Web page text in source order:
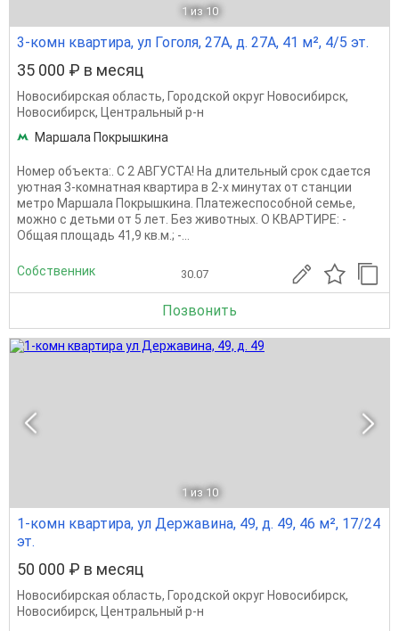
1 из 10
3-комн квартира, ул Гоголя, 27А, д. 27А, 41 м², 4/5 эт.
35 000 ₽ в месяц
Новосибирская область, Городской округ Новосибирск,
Новосибирск,
Центральный р-н
Маршала Покрышкина
Номер объекта:. С 2 АВГУСТА! На длительный срок сдается
уютная 3-комнатная квартира в 2-х минутах от станции
метро Маршала Покрышкина. Платежеспособной семье,
можно с детьми от 5 лет. Без животных. О КВАРТИРЕ: -
Общая площадь 41,9 кв.м.; -...
Собственник 30.07
Позвонить
1 из 10
1-комн квартира, ул Державина, 49, д. 49, 46 м², 17/24
эт.
50 000 ₽ в месяц
Новосибирская область, Городской округ Новосибирск,
Новосибирск,
Центральный р-н